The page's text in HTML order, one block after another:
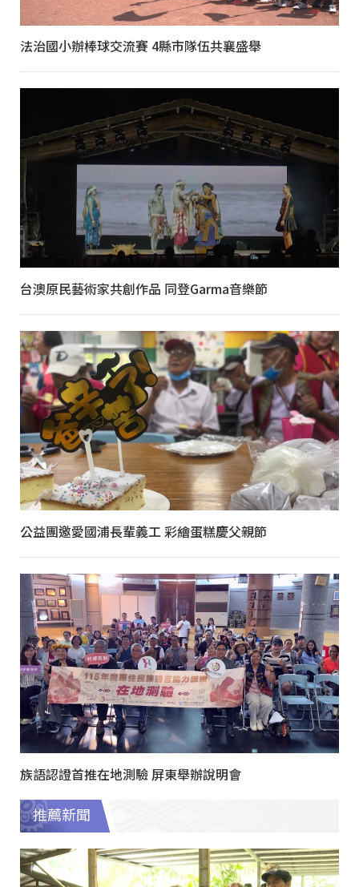
法治國小辦棒球交流賽 4縣市隊伍共襄盛舉
台澳原民藝術家共創作品 同登Garma音樂節
公益團邀愛國浦長輩義工 彩繪蛋糕慶父親節
族語認證首推在地測驗 屏東舉辦說明會
推薦新聞